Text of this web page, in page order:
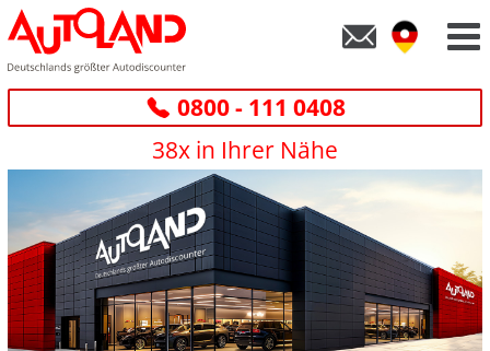
0800 - 111 0408
38x in Ihrer Nähe